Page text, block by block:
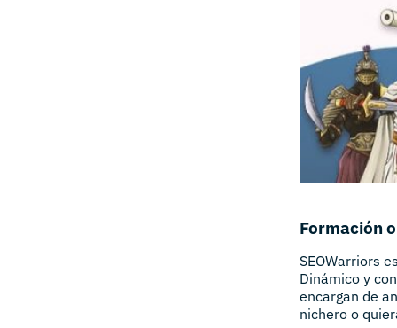
Formación
SEOWarriors
Dinámico y
encargan de
nichero o